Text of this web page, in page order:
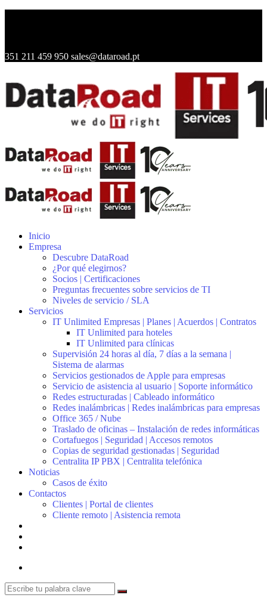
351 211 459 950 sales@dataroad.pt
Inicio
Empresa
Descubre DataRoad
¿Por qué elegirnos?
Socios | Certificaciones
Preguntas frecuentes sobre servicios de TI
Niveles de servicio / SLA
Servicios
IT Unlimited Empresas | Planes | Acuerdos | Contratos
IT Unlimited para hoteles
IT Unlimited para clínicas
Supervisión 24 horas al día, 7 días a la semana |
Sistema de alarmas
Servicios gestionados de Apple para empresas
Servicio de asistencia al usuario | Soporte informático
Redes estructuradas | Cableado informático
Redes inalámbricas | Redes inalámbricas para empresas
Office 365 / Nube
Traslado de oficinas – Instalación de redes informáticas
Cortafuegos | Seguridad | Accesos remotos
Copias de seguridad gestionadas | Seguridad
Centralita IP PBX | Centralita telefónica
Noticias
Casos de éxito
Contactos
Clientes | Portal de clientes
Cliente remoto | Asistencia remota